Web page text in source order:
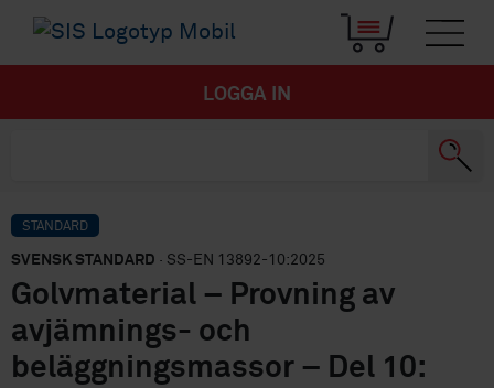
LOGGA IN
STANDARD
SVENSK STANDARD · SS-EN 13892-10:2025
Golvmaterial – Provning av
avjämnings- och
beläggningsmassor – Del 10: